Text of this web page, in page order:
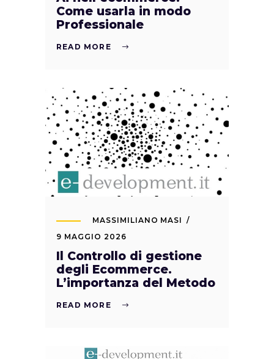
Come usarla in modo
Professionale
READ MORE
MASSIMILIANO MASI
9 MAGGIO 2026
Il Controllo di gestione
degli Ecommerce.
L’importanza del Metodo
READ MORE